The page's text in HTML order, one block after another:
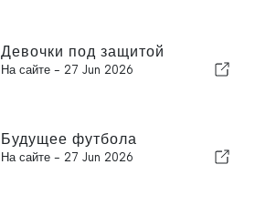
Девочки под защитой
На сайте - 27 Jun 2026
Будущее футбола
На сайте - 27 Jun 2026